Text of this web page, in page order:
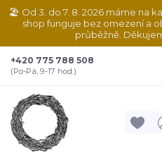
🏖️ Od 3. do 7. 8. 2026 máme na
shop funguje bez omezení a
průběžně.
+420 775 788 508
(Po-Pá, 9-17 hod.)